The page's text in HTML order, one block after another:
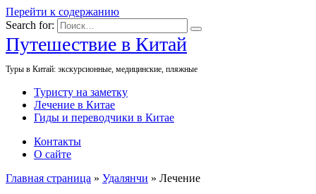
Перейти к содержанию
Search for:
Путешествие в Китай
Туры в Китай: экскурсионные, медицинские, пляжные
Туристу на заметку
Лечение в Китае
Гиды и переводчики в Китае
Контакты
О сайте
Главная страница » Удалянчи » Лечение